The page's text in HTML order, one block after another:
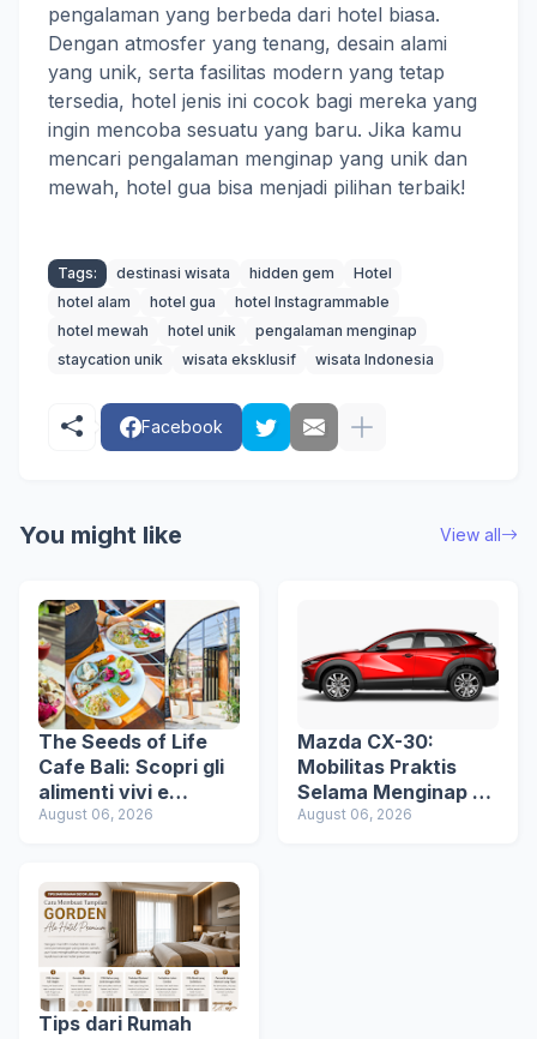
pengalaman yang berbeda dari hotel biasa.
Dengan atmosfer yang tenang, desain alami
yang unik, serta fasilitas modern yang tetap
tersedia, hotel jenis ini cocok bagi mereka yang
ingin mencoba sesuatu yang baru. Jika kamu
mencari pengalaman menginap yang unik dan
mewah, hotel gua bisa menjadi pilihan terbaik!
Tags: destinasi wisata hidden gem
Hotel
hotel alam
hotel gua
hotel Instagrammable
hotel mewah
hotel unik
pengalaman menginap
staycation unik
wisata eksklusif wisata Indonesia
Facebook
You might like View all
The Seeds of Life
Cafe Bali: Scopri gli
alimenti vivi e
un’esperienza di
August 06, 2026
Mazda CX-30:
Mobilitas Praktis
Selama Menginap di
Hotel
August 06, 2026
Tips dari Rumah